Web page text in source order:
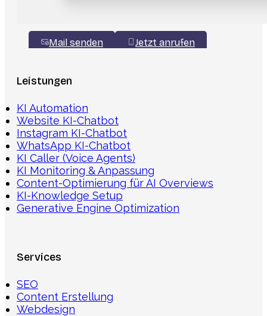
Mail senden Jetzt anrufen
Leistungen
KI Automation
Website KI-Chatbot
Instagram KI-Chatbot
WhatsApp KI-Chatbot
KI Caller (Voice Agents)
KI Monitoring & Anpassung
Content-Optimierung für AI Overviews
KI-Knowledge Setup
Generative Engine Optimization
Services
SEO
Content Erstellung
Webdesign